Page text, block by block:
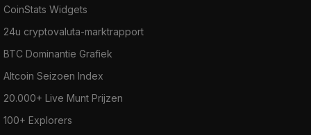
CoinStats Widgets
24u cryptovaluta-marktrapport
BTC Dominantie Grafiek
Altcoin Seizoen Index
20.000+ Live Munt Prijzen
100+ Explorers